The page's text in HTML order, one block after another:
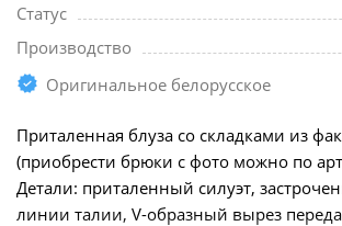
Статус
Производство
Оригинальное белорусское
Приталенная блуза со складками из
(приобрести брюки с фото можно по
Детали: приталенный силуэт,
линии талии, V-образный вырез